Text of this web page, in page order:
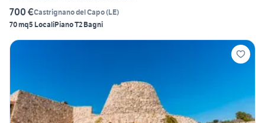
700 €Castrignano del Capo(LE)
70 mq5 LocaliPiano T2 Bagni